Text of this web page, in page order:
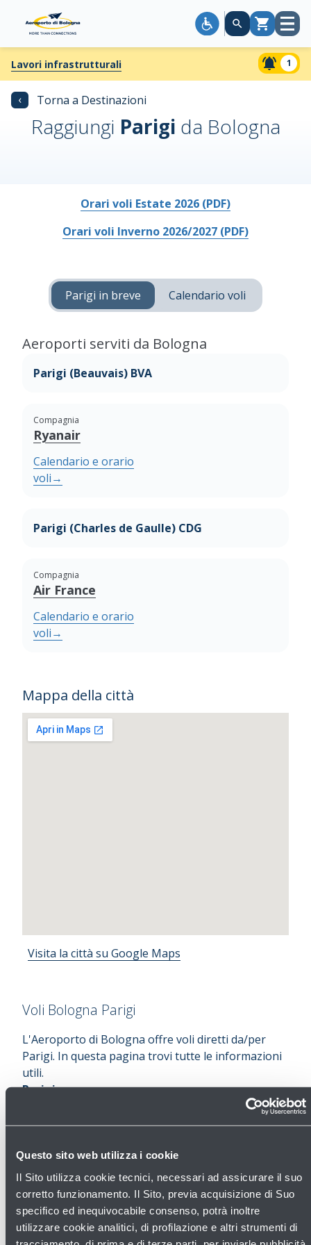
Questo sito web utilizza i cookie
Il Sito utilizza cookie tecnici, necessari ad assicurare il suo
corretto funzionamento. Il Sito, previa acquisizione di Suo
specifico ed inequivocabile consenso, potrà inoltre
utilizzare cookie analitici, di profilazione e altri strumenti di
CarrelloApri
Lavori infrastrutturali 1
‹ Torna a Destinazioni
Raggiungi Parigi da Bologna
Orari voli Estate 2026 (PDF)
Orari voli Inverno 2026/2027 (PDF)
Parigi in breve Calendario voli
Aeroporti serviti da Bologna
Parigi (Beauvais) BVA
Compagnia
Ryanair
Calendario e orario
voli→
Parigi (Charles de Gaulle) CDG
Compagnia
Air France
Calendario e orario
voli→
Mappa della città
Visita la città su Google Maps
Voli Bologna Parigi
L'Aeroporto di Bologna offre voli diretti da/per
Parigi. In questa pagina trovi tutte le informazioni
utili.
Parigi
, capitale
della Francia e scrigno contenente monumenti e
partire dal simbolo della città, la
Proprio dalla Torre, edificata per l’Esposizione
Universale del 1889, si abbraccia l’intera vista di
Parigi. Costruita su tre livelli, tutti aperti al
pubblico, è alta 324 metri.
Tra i siti di interesse, imperdibili sono ancheNotre